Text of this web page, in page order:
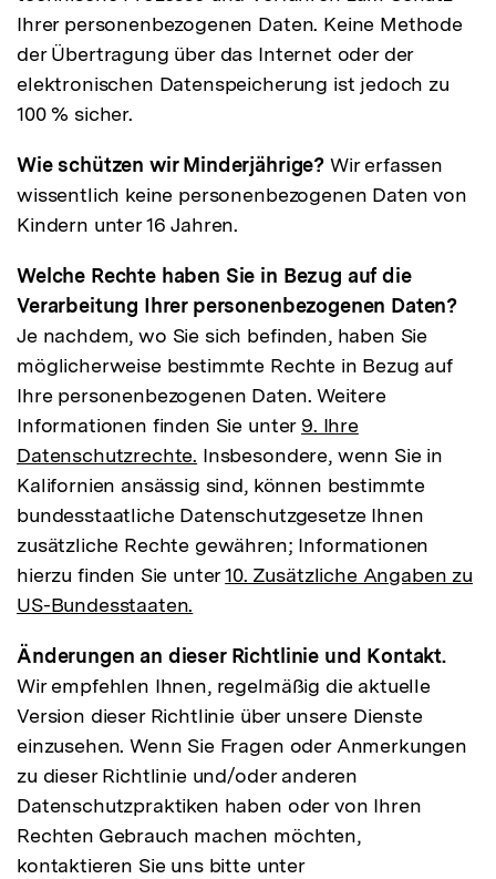
Ihrer personenbezogenen Daten. Keine Methode
der Übertragung über das Internet oder der
elektronischen Datenspeicherung ist jedoch zu
100 % sicher.
Wie schützen wir Minderjährige? Wir erfassen
wissentlich keine personenbezogenen Daten von
Kindern unter 16 Jahren.
Welche Rechte haben Sie in Bezug auf die
Verarbeitung Ihrer personenbezogenen Daten?
Je nachdem, wo Sie sich befinden, haben Sie
möglicherweise bestimmte Rechte in Bezug auf
Ihre personenbezogenen Daten. Weitere
Informationen finden Sie unter 9. Ihre
Datenschutzrechte. Insbesondere, wenn Sie in
Kalifornien ansässig sind, können bestimmte
bundesstaatliche Datenschutzgesetze Ihnen
zusätzliche Rechte gewähren; Informationen
hierzu finden Sie unter10. Zusätzliche Angaben zu
US-Bundesstaaten.
Änderungen an dieser Richtlinie und Kontakt.
Wir empfehlen Ihnen, regelmäßig die aktuelle
Version dieser Richtlinie über unsere Dienste
einzusehen. Wenn Sie Fragen oder Anmerkungen
zu dieser Richtlinie und/oder anderen
Datenschutzpraktiken haben oder von Ihren
Rechten Gebrauch machen möchten,
kontaktieren Sie uns bitte unter